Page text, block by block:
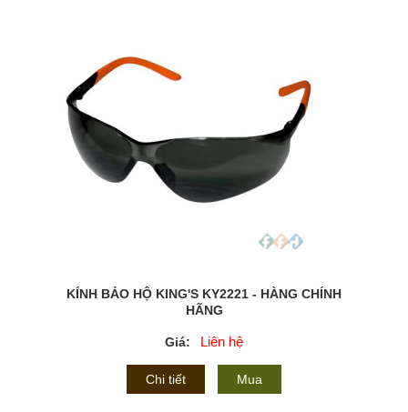
KÍNH BẢO HỘ KING'S KY2221 - HÀNG CHÍNH
HÃNG
Giá: Liên hệ
Chi tiết Mua